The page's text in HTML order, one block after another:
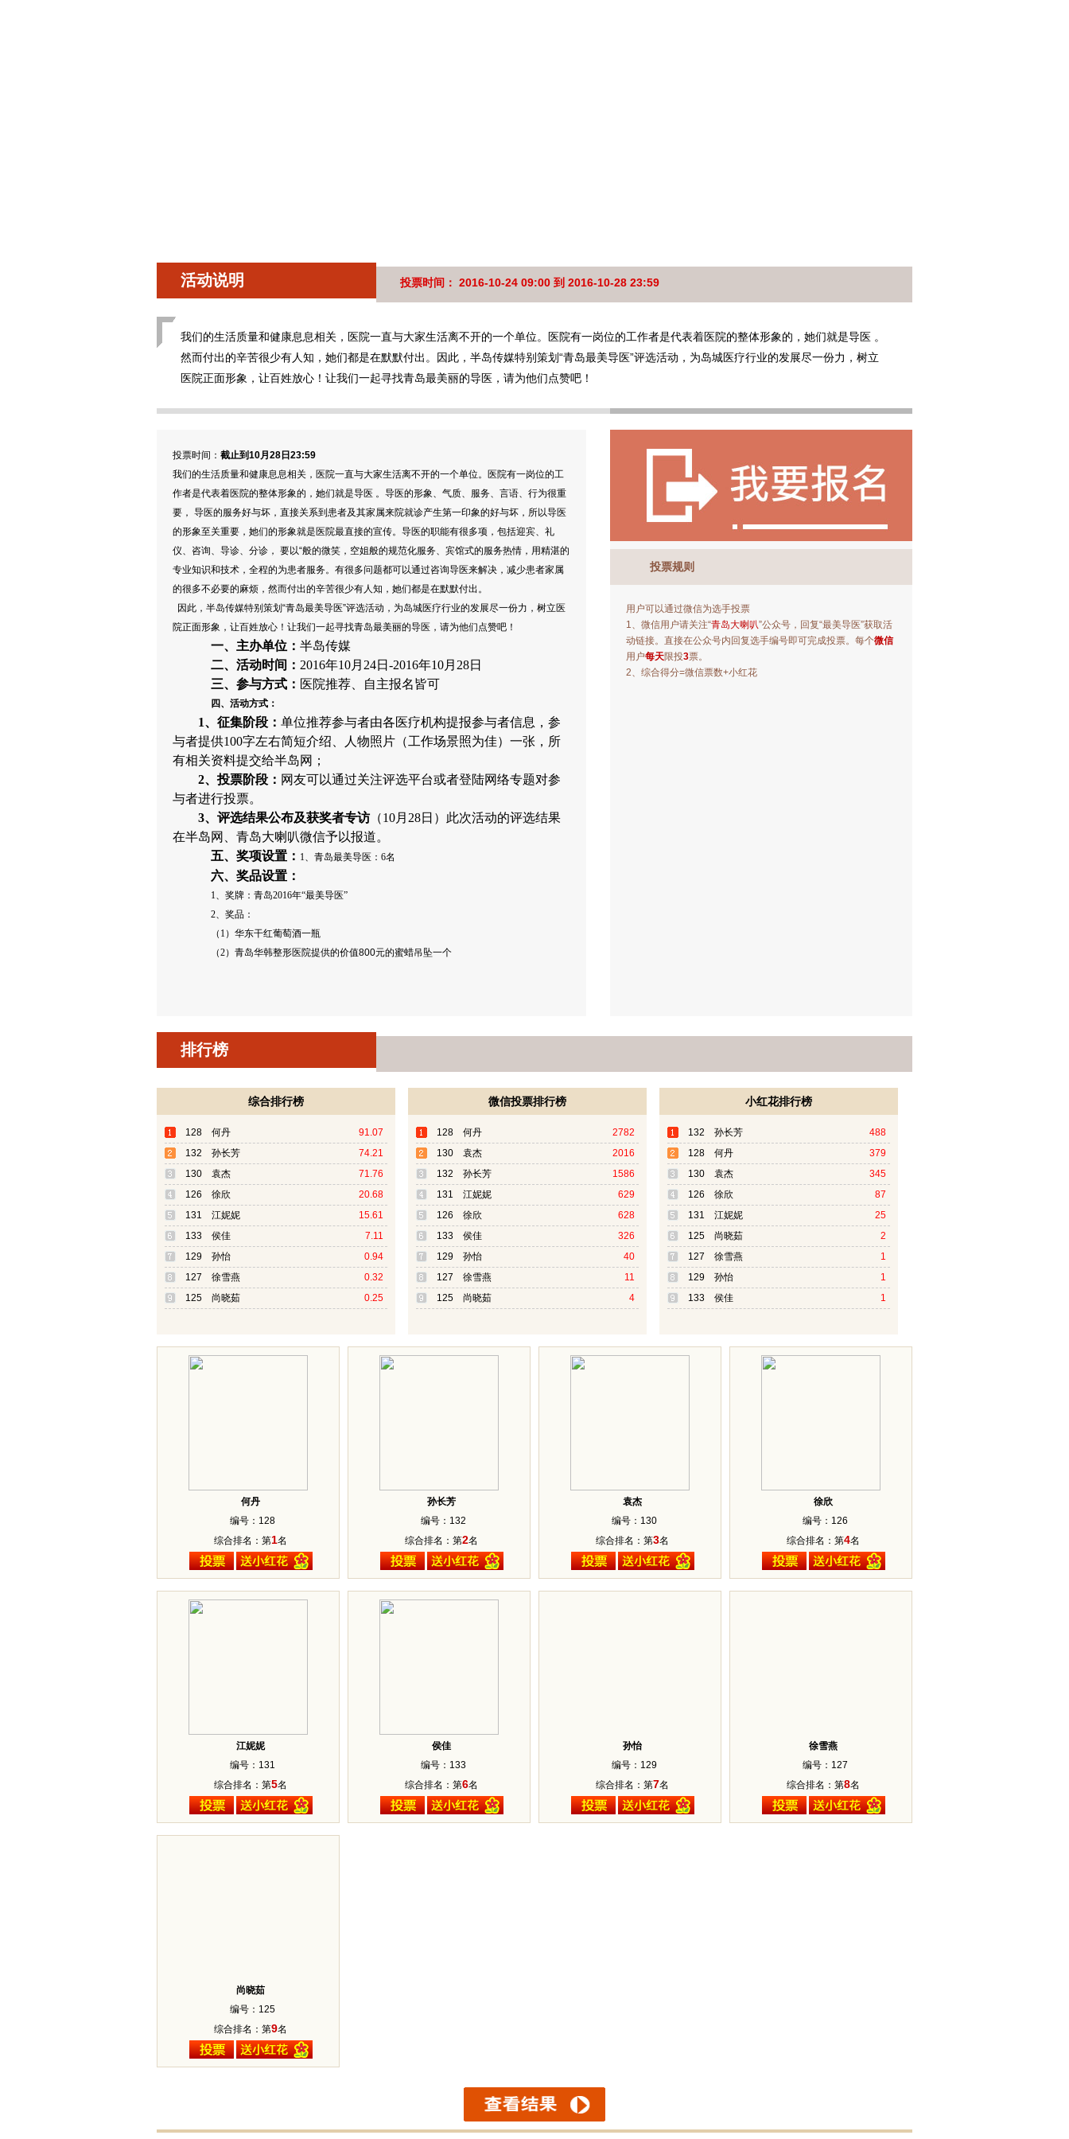
活动说明 投票时间： 2016-10-24 09:00 到 2016-10-28 23:59
我们的生活质量和健康息息相关，医院一直与大家生活离不开的一个单位。医院有一岗位的工作者是代表着医院的整体形象的，她们就是导医 。
然而付出的辛苦很少有人知，她们都是在默默付出。因此，半岛传媒特别策划“青岛最美导医”评选活动，为岛城医疗行业的发展尽一份力，树立
医院正面形象，让百姓放心！让我们一起寻找青岛最美丽的导医，请为他们点赞吧！
投票时间： 截止到10月28日23:59
我们的生活质量和健康息息相关，医院一直与大家生活离不开的一个单位。医院有一岗位的工
作者是代表着医院的整体形象的，她们就是导医 。导医的形象、气质、服务、言语、行为很重
要， 导医的服务好与坏，直接关系到患者及其家属来院就诊产生第一印象的好与坏，所以导医
的形象至关重要，她们的形象就是医院最直接的宣传。导医的职能有很多项，包括迎宾、礼
仪、咨询、导诊、分诊， 要以“般的微笑，空姐般的规范化服务、宾馆式的服务热情，用精湛的
专业知识和技术，全程的为患者服务。有很多问题都可以通过咨询导医来解决，减少患者家属
的很多不必要的麻烦，然而付出的辛苦很少有人知，她们都是在默默付出。
因此，半岛传媒特别策划“青岛最美导医”评选活动，为岛城医疗行业的发展尽一份力，树立医
院正面形象，让百姓放心！让我们一起寻找青岛最美丽的导医，请为他们点赞吧！
一、 主办单位： 半岛传媒
二、 活动时间： 2016年10月24日-2016年10月28日
三、 参与方式： 医院推荐、自主报名皆可
四、 活动方式：
1、 征集阶段： 单位推荐参与者由各医疗机构提报参与者信息，参
与者提供100字左右简短介绍、人物照片（工作场景照为佳）一张，所
有相关资料提交给半岛网；
2、投票阶段： 网友可以通过关注评选平台或者登陆网络专题对参
与者进行投票。
3、 评选结果公布及获奖者专访（10月28日）此次活动的评选结果
在半岛网、青岛大喇叭微信予以报道。
五、 奖项设置： 1、青岛最美导医：6名
六、 奖品设置：
1、奖牌： 青岛2016年“最美导医”
2、奖品：
（1）华东干红葡萄酒一瓶
（2） 青岛华韩整形医院提供的价值800元的蜜蜡吊坠一个
投票规则
用户可以通过微信为选手投票
1、微信用户请关注“青岛大喇叭”公众号，回复“最美导医”获取活
动链接。直接在公众号内回复选手编号即可完成投票。每个微信
用户每天限投3票。
2、综合得分=微信票数+小红花
排行榜
综合排行榜
91.07
128 何丹
74.21
132 孙长芳
71.76
130 袁杰
20.68
126 徐欣
15.61
131 江妮妮
7.11
133 侯佳
0.94
129 孙怡
0.32
127 徐雪燕
0.25
125 尚晓茹
微信投票排行榜
2782
128 何丹
2016
130 袁杰
1586
132 孙长芳
629
131 江妮妮
628
126 徐欣
326
133 侯佳
40
129 孙怡
11
127 徐雪燕
4
125 尚晓茹
小红花排行榜
488
132 孙长芳
379
128 何丹
345
130 袁杰
87
126 徐欣
25
131 江妮妮
2
125 尚晓茹
1
127 徐雪燕
1
129 孙怡
1
133 侯佳
何丹
编号：128
综合排名：第1名
孙长芳
编号：132
综合排名：第2名
袁杰
编号：130
综合排名：第3名
徐欣
编号：126
综合排名：第4名
江妮妮
编号：131
综合排名：第5名
侯佳
编号：133
综合排名：第6名
孙怡
编号：129
综合排名：第7名
徐雪燕
编号：127
综合排名：第8名
尚晓茹
编号：125
综合排名：第9名